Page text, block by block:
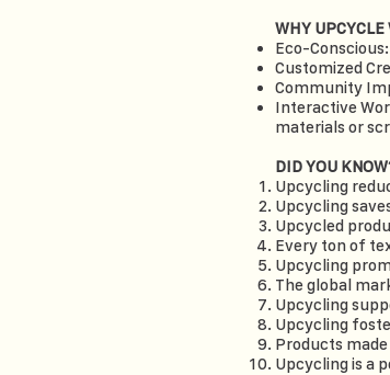
WHY
Eco-
Customized
Community
Interactive
materials or
DID YOU
Upcycling
Upcycling
Upcycled
Every ton of
Upcycling
The global
Upcycling
Upcycling
Products
Upcycling is a